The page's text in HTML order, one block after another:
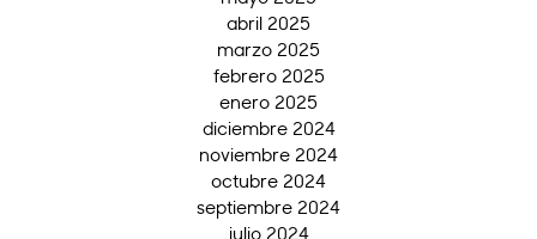
abril 2025
marzo 2025
febrero 2025
enero 2025
diciembre 2024
noviembre 2024
octubre 2024
septiembre 2024
julio 2024